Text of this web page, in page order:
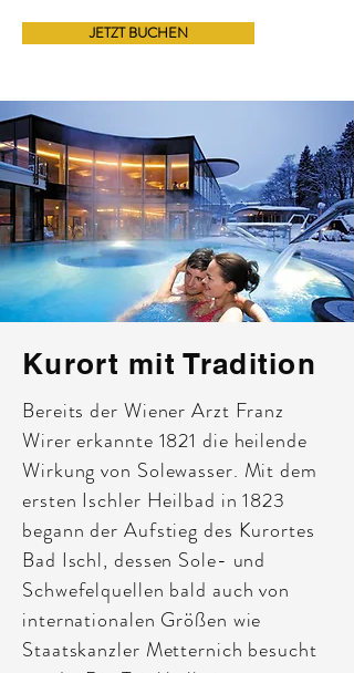
JETZT BUCHEN
Kurort mit Tradition
Bereits der Wiener Arzt Franz
Wirer erkannte 1821 die heilende
Wirkung von Solewasser. Mit dem
ersten Ischler Heilbad in 1823
begann der Aufstieg des Kurortes
Bad Ischl, dessen Sole- und
Schwefelquellen bald auch von
internationalen Größen wie
Staatskanzler Metternich besucht